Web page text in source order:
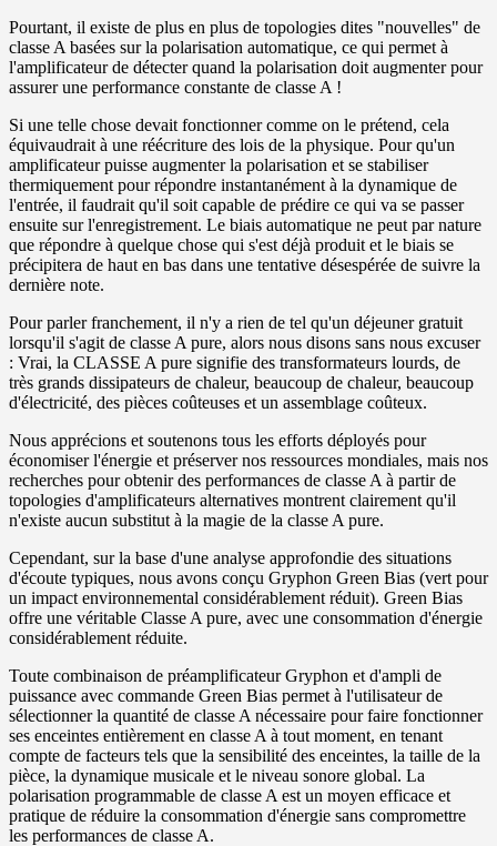
Pourtant, il existe de plus en plus de topologies dites "nouvelles" de
classe A basées sur la polarisation automatique, ce qui permet à
l'amplificateur de détecter quand la polarisation doit augmenter pour
assurer une performance constante de classe A !
Si une telle chose devait fonctionner comme on le prétend, cela
équivaudrait à une réécriture des lois de la physique. Pour qu'un
amplificateur puisse augmenter la polarisation et se stabiliser
thermiquement pour répondre instantanément à la dynamique de
l'entrée, il faudrait qu'il soit capable de prédire ce qui va se passer
ensuite sur l'enregistrement. Le biais automatique ne peut par nature
que répondre à quelque chose qui s'est déjà produit et le biais se
précipitera de haut en bas dans une tentative désespérée de suivre la
dernière note.
Pour parler franchement, il n'y a rien de tel qu'un déjeuner gratuit
lorsqu'il s'agit de classe A pure, alors nous disons sans nous excuser
: Vrai, la CLASSE A pure signifie des transformateurs lourds, de
très grands dissipateurs de chaleur, beaucoup de chaleur, beaucoup
d'électricité, des pièces coûteuses et un assemblage coûteux.
Nous apprécions et soutenons tous les efforts déployés pour
économiser l'énergie et préserver nos ressources mondiales, mais nos
recherches pour obtenir des performances de classe A à partir de
topologies d'amplificateurs alternatives montrent clairement qu'il
n'existe aucun substitut à la magie de la classe A pure.
Cependant, sur la base d'une analyse approfondie des situations
d'écoute typiques, nous avons conçu Gryphon Green Bias (vert pour
un impact environnemental considérablement réduit). Green Bias
offre une véritable Classe A pure, avec une consommation d'énergie
considérablement réduite.
Toute combinaison de préamplificateur Gryphon et d'ampli de
puissance avec commande Green Bias permet à l'utilisateur de
sélectionner la quantité de classe A nécessaire pour faire fonctionner
ses enceintes entièrement en classe A à tout moment, en tenant
compte de facteurs tels que la sensibilité des enceintes, la taille de la
pièce, la dynamique musicale et le niveau sonore global. La
polarisation programmable de classe A est un moyen efficace et
pratique de réduire la consommation d'énergie sans compromettre
les performances de classe A.